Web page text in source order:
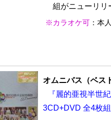
組がニューリリ
※カラオケ可 ：本
オムニバス（ベス
『麗的亜視半世
3CD+DVD 全4枚組